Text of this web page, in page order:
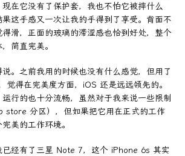
在它没有了保护套，我也不怕它被摔什么
这手感又一次让我的手得到了享受。背面不
滑，正面的玻璃的滞涩感也恰到好处，整个
简直完美。
。之前我用的时候也没有什么感觉，但用了
觉得在完美度方面，iOS 还是远远领先的。
行的也十分流畅，虽然对于我来说一些限制
store 分区），但如果把它用在正式的工作
美的工作环境。
已经有了三星 Note 7，这个 iPhone 6s 其实